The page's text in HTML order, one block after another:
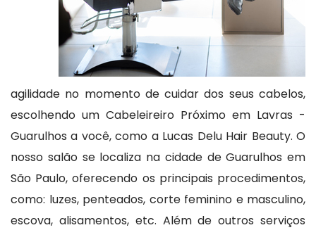
agilidade no momento de cuidar dos seus cabelos,
escolhendo um Cabeleireiro Próximo em Lavras -
Guarulhos a você, como a Lucas Delu Hair Beauty. O
nosso salão se localiza na cidade de Guarulhos em
São Paulo, oferecendo os principais procedimentos,
como: luzes, penteados, corte feminino e masculino,
escova, alisamentos, etc. Além de outros serviços